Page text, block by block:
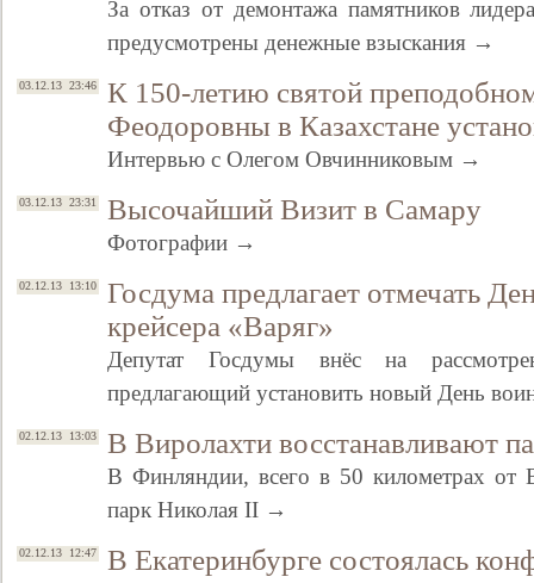
За отказ от демонтажа памятников
предусмотрены денежные взыскания →
03.12.13 23:46
К 150-летию святой
Феодоровны в Казахстане
Интервью с Олегом Овчинниковым →
03.12.13 23:31 Высочайший Визит в Самару
Фотографии →
02.12.13 13:10
Госдума предлагает отмечать
крейсера «Варяг»
Депутат Госдумы внёс на
предлагающий установить новый День
02.12.13 13:03 В Виролахти восстанавливают
В Финляндии, всего в 50 километрах от
парк Николая II →
02.12.13 12:47
В Екатеринбурге состоялась